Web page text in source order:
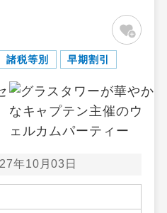
諸税等別 早期割引
年10月03日